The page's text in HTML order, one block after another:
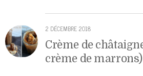
2 DÉCEMBRE 2018
Crème de
crème de marrons)